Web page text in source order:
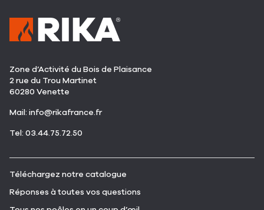
Zone d’Activité du Bois de Plaisance
2 rue du Trou Martinet
60280 Venette
Mail: info@rikafrance.fr(ouvre
fenêtre)
Tel: 03.44.75.72.50
une
fenêtre)
Téléchargez notre catalogue
une
nouvelle
Réponses à toutes vos questions